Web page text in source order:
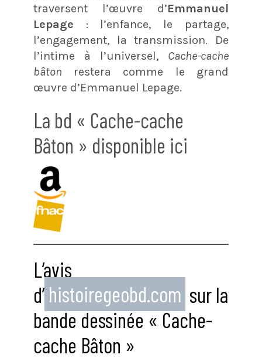
traversent l’œuvre d’Emmanuel
Lepage : l’enfance, le partage,
l’engagement, la transmission. De
l’intime à l’universel, Cache-cache
bâton restera comme le grand
œuvre d’Emmanuel Lepage.
La bd « Cache-cache
Bâton » disponible ici
L’avis
d’ histoiregeobd.com sur la
bande dessinée « Cache-
cache Bâton »